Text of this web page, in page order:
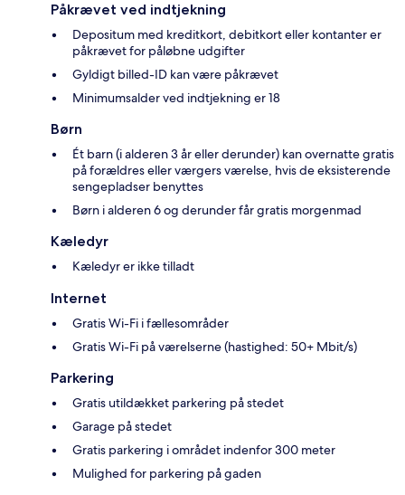
Påkrævet ved indtjekning
Depositum med kreditkort, debitkort eller kontanter er
påkrævet for påløbne udgifter
Gyldigt billed-ID kan være påkrævet
Minimumsalder ved indtjekning er 18
Børn
Ét barn (i alderen 3 år eller derunder) kan overnatte gratis
på forældres eller værgers værelse, hvis de eksisterende
sengepladser benyttes
Børn i alderen 6 og derunder får gratis morgenmad
Kæledyr
Kæledyr er ikke tilladt
Internet
Gratis Wi-Fi i fællesområder
Gratis Wi-Fi på værelserne (hastighed: 50+ Mbit/s)
Parkering
Gratis utildækket parkering på stedet
Garage på stedet
Gratis parkering i området indenfor 300 meter
Mulighed for parkering på gaden